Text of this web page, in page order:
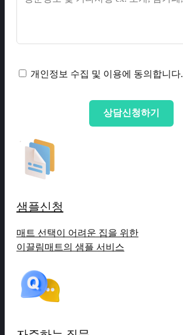
개인정보 수집 및 이용에 동의합니다.
샘플신청
매트 선택이 어려운 집을 위한
이끌림매트의 샘플 서비스